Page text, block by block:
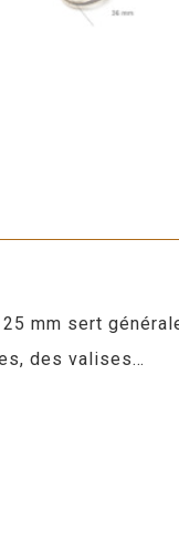
mm sert
des valises…